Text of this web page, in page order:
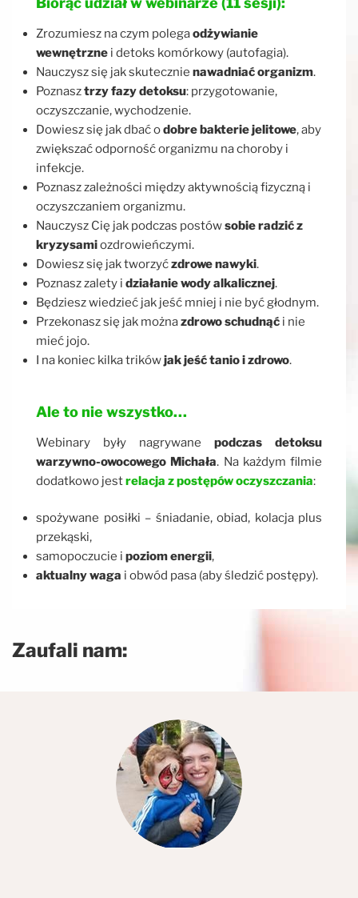
Zrozumiesz na czym polegaodżywianie
wewnętrzne i detoks komórkowy (autofagia).
Nauczysz się jak skutecznie nawadniać organizm.
Poznasztrzy fazy detoksu: przygotowanie,
oczyszczanie, wychodzenie.
Dowiesz się jak dbać odobre bakterie jelitowe, aby
zwiększać odporność organizmu na choroby i
infekcje.
Poznasz zależności między aktywnością fizyczną i
oczyszczaniem organizmu.
Nauczysz Cię jak podczas postówsobie radzić z
kryzysamiozdrowieńczymi.
Dowiesz się jak tworzyćzdrowe nawyki.
Poznasz zalety i działanie wody alkalicznej.
Będziesz wiedzieć jak jeść mniej i nie być głodnym.
Przekonasz się jak możnazdrowo schudnąć i nie
mieć jojo.
I na koniec kilka trikówjak jeść tanio i zdrowo.
Ale to nie wszystko…
Webinary były nagrywane podczas detoksu
warzywno-owocowego Michała. Na każdym filmie
dodatkowo jestrelacja z postępów oczyszczania:
spożywane posiłki – śniadanie, obiad, kolacja plus
przekąski,
samopoczucie i poziom energii,
aktualny waga i obwód pasa (aby śledzić postępy).
Zaufali nam: